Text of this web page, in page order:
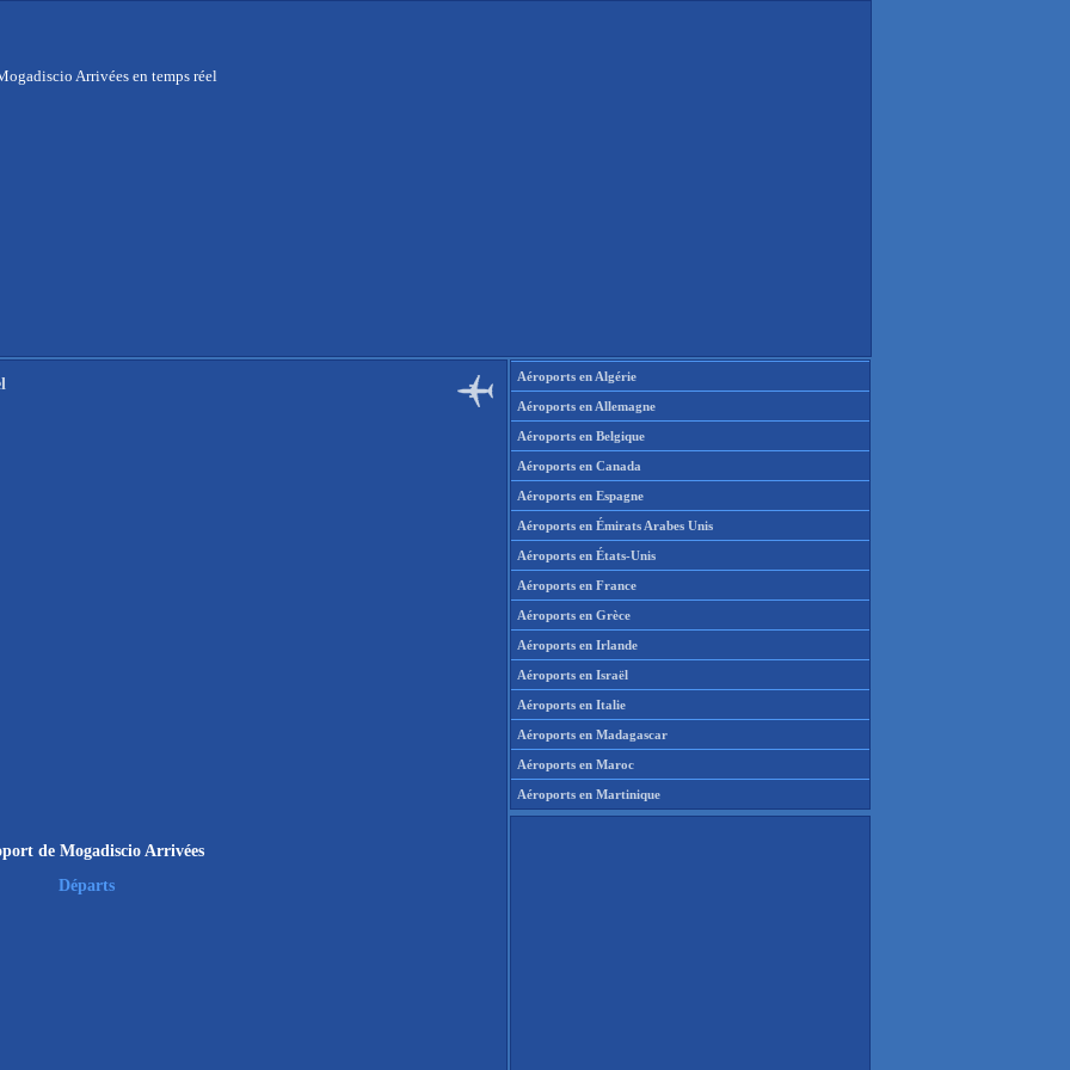
Arrivées en temps réel
de Mogadiscio Arrivées
Départs
Aéroports en Algérie
Aéroports en Allemagne
Aéroports en Belgique
Aéroports en Canada
Aéroports en Espagne
Aéroports en Émirats Arabes Unis
Aéroports en États-Unis
Aéroports en France
Aéroports en Grèce
Aéroports en Irlande
Aéroports en Israël
Aéroports en Italie
Aéroports en Madagascar
Aéroports en Maroc
Aéroports en Martinique